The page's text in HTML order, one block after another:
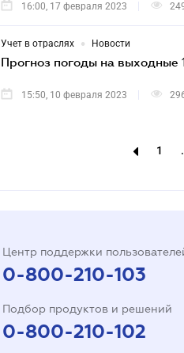
16:00, 17 февраля 2023
Учет в отраслях • Новости
Прогноз погоды на выходные
15:50, 10 февраля 2023
1
Центр поддержки
0-800-210-103
Подбор продуктов и решений
0-800-210-102